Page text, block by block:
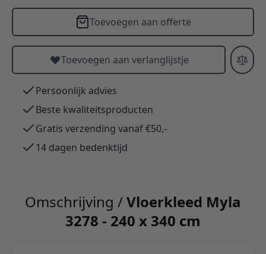
Toevoegen aan offerte
Toevoegen aan verlanglijstje
Persoonlijk advies
Beste kwaliteitsproducten
Gratis verzending vanaf €50,-
14 dagen bedenktijd
Omschrijving /Vloerkleed Myla
3278 - 240 x 340 cm